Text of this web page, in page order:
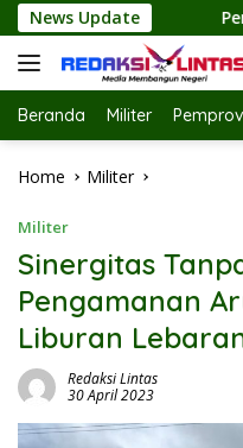
Skip
to
content
News Update
Semangat dan
Beranda Militer
Home Militer
Militer
Sinergitas
Pengamanan
Liburan
Redaksi Lintas
30 April 2023